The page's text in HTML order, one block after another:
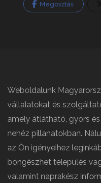
Megosztás
Weboldalunk
vállalatokat és
amely átlátható, gyors
nehéz pillanatokban.
az Ön igényeihez
böngészhet település
valamint naprakész